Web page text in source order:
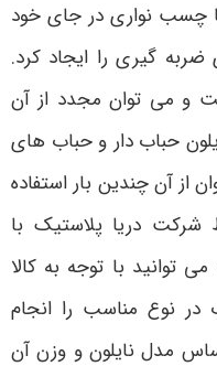
چسب نواری در جای خود
گیری را ایجاد کرد.
و می‌ توان مجدد از آن
حباب‌ دار و حباب‌ های
آن چندین بار استفاده
شرکت دریا پلاستیک با
توانید با توجه به کالا
در نوع مناسب را انجام
مدل نایلون و وزن آن